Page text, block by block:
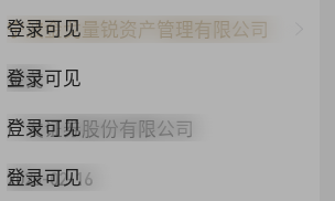
宁波金戈量锐资产管理有限公司
登录可见
金戈
登录可见
广发证券股份有限公司
登录可见
2023-02-16
登录可见